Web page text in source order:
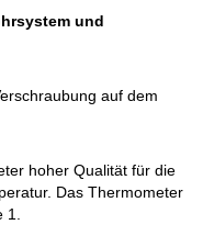
und
auf dem
hoher Qualität für die
Das Thermometer